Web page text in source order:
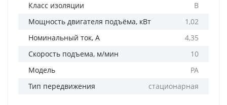
Класс изоляции
В
Мощность двигателя подъёма, кВт
1,02
Номинальный ток, А
4,35
Скорость подъема, м/мин
10
Модель
PA
Тип передвижения
стационарная